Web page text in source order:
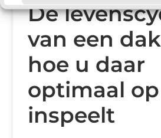
De
van een
hoe u daar
optimaal op
inspeelt